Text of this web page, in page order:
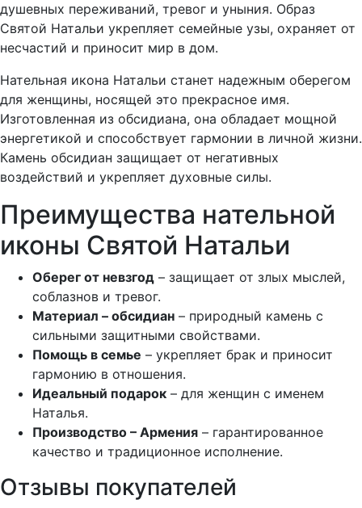
душевных переживаний, тревог и уныния. Образ
Святой Натальи укрепляет семейные узы, охраняет от
несчастий и приносит мир в дом.
Нательная икона Натальи станет надежным оберегом
для женщины, носящей это прекрасное имя.
Изготовленная из обсидиана, она обладает мощной
энергетикой и способствует гармонии в личной жизни.
Камень обсидиан защищает от негативных
воздействий и укрепляет духовные силы.
Преимущества нательной
иконы Святой Натальи
Оберег от невзгод – защищает от злых мыслей,
соблазнов и тревог.
Материал – обсидиан – природный камень с
сильными защитными свойствами.
Помощь в семье – укрепляет брак и приносит
гармонию в отношения.
Идеальный подарок – для женщин с именем
Наталья.
Производство – Армения – гарантированное
качество и традиционное исполнение.
Отзывы покупателей